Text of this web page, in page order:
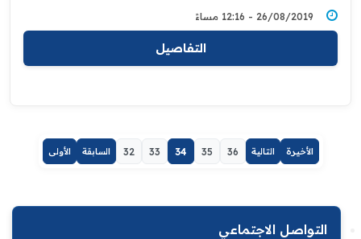
26/08/2019 - 12:16 مساءً
التفاصيل
الأولى السابقة 32 33 34 35 36 التالية الأخيرة
التواصل الاجتماعي